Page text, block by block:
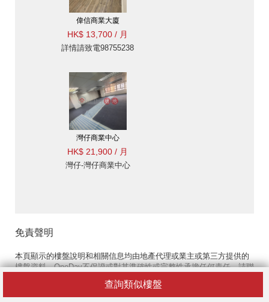
查詢類似樓盤
偉信商業大廈
HK$ 13,700 / 月
詳情請致電98755238
灣仔商業中心
HK$ 21,900 / 月
灣仔-灣仔商業中心
免責聲明
本頁顯示的樓盤說明和相關信息均由地產代理或業主或第三方提供的
樓盤資料。OneDay不保證或對其準確性或完整性承擔任何責任。請聯
絡放盤者獲取更多詳細信息。您訪問和使用本協議內容的風險由您自